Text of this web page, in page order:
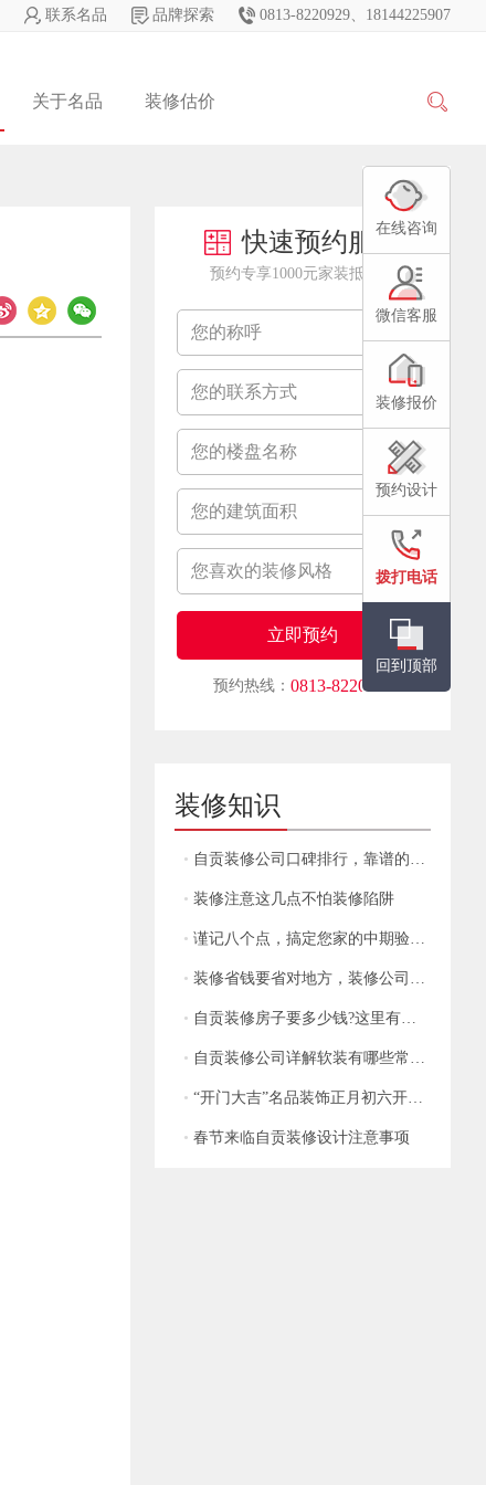
联系名品 品牌探索 0813-8220929、18144225907
关于名品 装修估价
快速预约服务
预约专享1000元家装抵用券
预约热线： 0813-8220929
装修知识
• 自贡装修公司口碑排行，靠谱的装修公司有那些？
• 装修注意这几点不怕装修陷阱
• 谨记八个点，搞定您家的中期验收！
• 装修省钱要省对地方，装修公司教你
• 自贡装修房子要多少钱?这里有装修明细介绍
• 自贡装修公司详解软装有哪些常见的误区
• “开门大吉”名品装饰正月初六开门红火爆来袭~
• 春节来临自贡装修设计注意事项
在线咨询
微信客服
装修报价
预约设计
拨打电话
回到顶部